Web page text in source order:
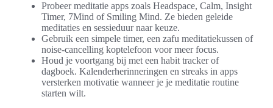
Probeer meditatie apps zoals Headspace, Calm, Insight
Timer, 7Mind of Smiling Mind. Ze bieden geleide
meditaties en sessieduur naar keuze.
Gebruik een simpele timer, een zafu meditatiekussen of
noise-cancelling koptelefoon voor meer focus.
Houd je voortgang bij met een habit tracker of
dagboek. Kalenderherinneringen en streaks in apps
versterken motivatie wanneer je je meditatie routine
starten wilt.